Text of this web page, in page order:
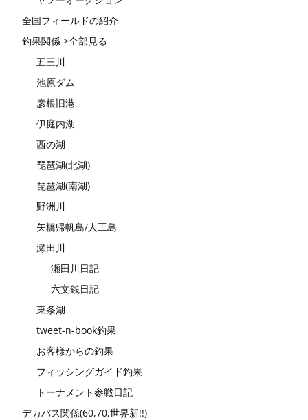
全国フィールドの紹介
釣果関係 >全部見る
五三川
池原ダム
彦根旧港
伊庭内湖
西の湖
琵琶湖(北湖)
琵琶湖(南湖)
野洲川
矢橋帰帆島/人工島
瀬田川
瀬田川日記
六文銭日記
東条湖
tweet-n-book釣果
お客様からの釣果
フィッシングガイド釣果
トーナメント参戦日記
デカバス関係(60,70,世界新!!)